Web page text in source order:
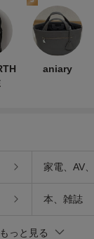
aniary
家電、AV
本、雑誌
もっと見る